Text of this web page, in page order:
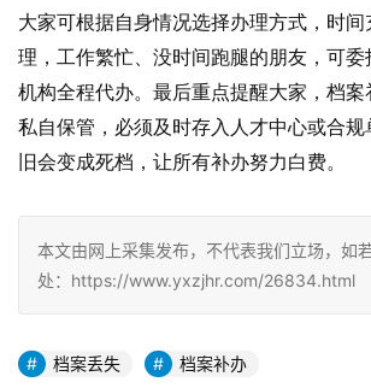
大家可根据自身情况选择办理方式，时
理，工作繁忙、没时间跑腿的朋友，可委
机构全程代办。最后重点提醒大家，档案
私自保管，必须及时存入人才中心或合规
旧会变成死档，让所有补办努力白费。
本文由网上采集发布，不代表我们立场，如
处：https://www.yxzjhr.com/26834.html
档案丢失 档案补办